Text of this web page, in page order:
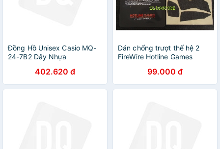
Đồng Hồ Unisex Casio MQ-
24-7B2 Dây Nhựa
402.620 đ
Dán chống trượt thế hệ 2
FireWire Hotline Games
G403 G603 G703 G502
G903 G Pro Wireless
99.000 đ